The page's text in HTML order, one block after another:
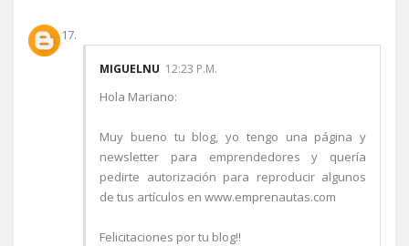
MIGUELNU 12:23 P.M.
Hola Mariano:
Muy bueno tu blog, yo tengo una página y
newsletter para emprendedores y quería
pedirte autorización para reproducir algunos
de tus artículos en www.emprenautas.com
Felicitaciones por tu blog!!